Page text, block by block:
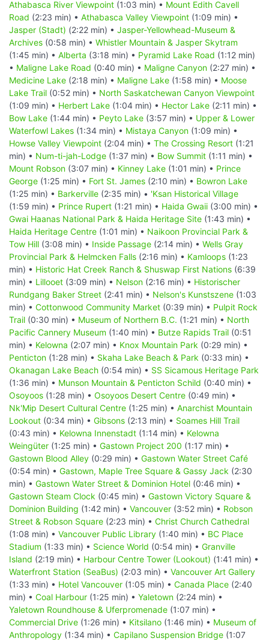
Athabasca River Viewpoint (1:03 min) • Mount Edith Cavell
Road (2:23 min) • Athabasca Valley Viewpoint (1:09 min) •
Jasper (Stadt) (2:22 min) • Jasper-Yellowhead-Museum &
Archives (0:58 min) • Whistler Mountain & Jasper Skytram
(1:45 min) • Alberta (3:18 min) • Pyramid Lake Road (1:12 min)
• Maligne Lake Road (0:40 min) • Maligne Canyon (2:27 min) •
Medicine Lake (2:18 min) • Maligne Lake (1:58 min) • Moose
Lake Trail (0:52 min) • North Saskatchewan Canyon Viewpoint
(1:09 min) • Herbert Lake (1:04 min) • Hector Lake (2:11 min) •
Bow Lake (1:44 min) • Peyto Lake (3:57 min) • Upper & Lower
Waterfowl Lakes (1:34 min) • Mistaya Canyon (1:09 min) •
Howse Valley Viewpoint (2:04 min) • The Crossing Resort (1:21
min) • Num-ti-jah-Lodge (1:37 min) • Bow Summit (1:11 min) •
Mount Robson (3:07 min) • Kinney Lake (1:01 min) • Prince
George (1:25 min) • Fort St. James (2:10 min) • Bowron Lake
(1:25 min) • Barkerville (2:35 min) • 'Ksan Historical Village
(1:59 min) • Prince Rupert (1:21 min) • Haida Gwaii (3:00 min) •
Gwai Haanas National Park & Haida Heritage Site (1:43 min) •
Haida Heritage Centre (1:01 min) • Naikoon Provincial Park &
Tow Hill (3:08 min) • Inside Passage (2:14 min) • Wells Gray
Provincial Park & Helmcken Falls (2:16 min) • Kamloops (1:23
min) • Historic Hat Creek Ranch & Shuswap First Nations (6:39
min) • Lillooet (3:09 min) • Nelson (2:16 min) • Historischer
Rundgang Baker Street (2:41 min) • Nelson's Kunstszene (1:03
min) • Cottonwood Community Market (0:39 min) • Pulpit Rock
Trail (0:30 min) • Museum of Northern B.C. (1:21 min) • North
Pacific Cannery Museum (1:40 min) • Butze Rapids Trail (0:51
min) • Kelowna (2:07 min) • Knox Mountain Park (0:29 min) •
Penticton (1:28 min) • Skaha Lake Beach & Park (0:33 min) •
Okanagan Lake Beach (0:54 min) • SS Sicamous Heritage Park
(1:36 min) • Munson Mountain & Penticton Schild (0:40 min) •
Osoyoos (1:28 min) • Osoyoos Desert Centre (0:49 min) •
Nk'Mip Desert Cultural Centre (1:25 min) • Anarchist Mountain
Lookout (0:34 min) • Gibsons (2:13 min) • Soames Hill Trail
(0:43 min) • Kelowna Innenstadt (1:14 min) • Kelowna
Weingüter (1:25 min) • Gastown Project 200 (1:17 min) •
Gastown Blood Alley (0:29 min) • Gastown Water Street Café
(0:54 min) • Gastown, Maple Tree Square & Gassy Jack (2:30
min) • Gastown Water Street & Dominion Hotel (0:46 min) •
Gastown Steam Clock (0:45 min) • Gastown Victory Square &
Dominion Building (1:42 min) • Vancouver (3:52 min) • Robson
Street & Robson Square (2:23 min) • Christ Church Cathedral
(1:08 min) • Vancouver Public Library (1:40 min) • BC Place
Stadium (1:33 min) • Science World (0:54 min) • Granville
Island (2:19 min) • Harbour Centre Tower (Lookout) (1:41 min) •
Waterfront Station (SeaBus) (2:03 min) • Vancouver Art Gallery
(1:33 min) • Hotel Vancouver (1:05 min) • Canada Place (2:40
min) • Coal Harbour (1:25 min) • Yaletown (2:24 min) •
Yaletown Roundhouse & Uferpromenade (1:07 min) •
Commercial Drive (1:26 min) • Kitsilano (1:46 min) • Museum of
Anthropology (1:34 min) • Capilano Suspension Bridge (1:07